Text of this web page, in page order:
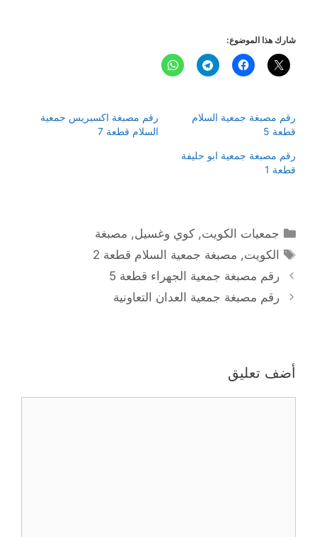
شارك هذا الموضوع:
رقم مصبغة جمعية السلام
قطعة 5
رقم مصبغة اكسبريس جمعية
السلام قطعة 7
رقم مصبغة جمعية ابو حليفة
قطعة 1
التصنيفات
جمعيات الكويت,كوي وغسيل, مصبغة
الوسوم
الكويت, مصبغة جمعية السلام قطعة 2
رقم مصبغة جمعية الجهراء قطعة 5
رقم مصبغة جمعية العدان التعاونية
أضف تعليق